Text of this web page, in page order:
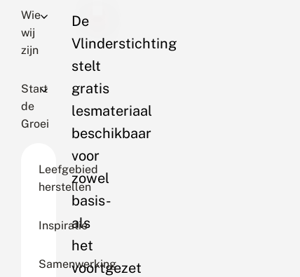
Wie
wij
zijn
Start
de
Groei
Leefgebied
herstellen
Inspiratie
Samenwerking
De
Vlinderstichting
stelt
gratis
lesmateriaal
beschikbaar
voor
zowel
basis-
als
het
voortgezet